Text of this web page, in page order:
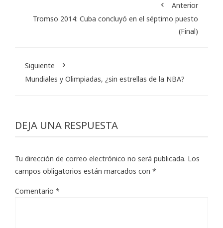
Anterior
Tromso 2014: Cuba concluyó en el séptimo puesto
(Final)
Siguiente
Mundiales y Olimpiadas, ¿sin estrellas de la NBA?
DEJA UNA RESPUESTA
Tu dirección de correo electrónico no será publicada. Los
campos obligatorios están marcados con *
Comentario *